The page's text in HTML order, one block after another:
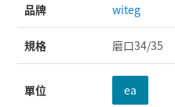
品牌 witeg
規格 磨口34/35
單位 ea